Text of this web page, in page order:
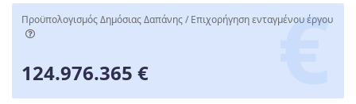
Προϋπολογισμός Δημόσιας Δαπάνης / Επιχορήγηση ενταγμένου έργου
124.976.365 €